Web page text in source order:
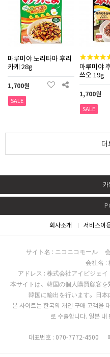
마루미야 노리타마 후리
카케 28g
1,700원
SALE
마루미야
쓰오 19g
1,700원
SALE
더
카
회사소개 서비스이
サイト名 : ニコニコモール
会社名 :
アドレス : 株式会社アイビジェ
本サイトは、韓国の個人購買顧客
韓国に輸出を行います。日本
본 사이트는 한국의 개인 구매 고객을
로 수출합니다. 일본 내
대표번호 : 070-7772-4500